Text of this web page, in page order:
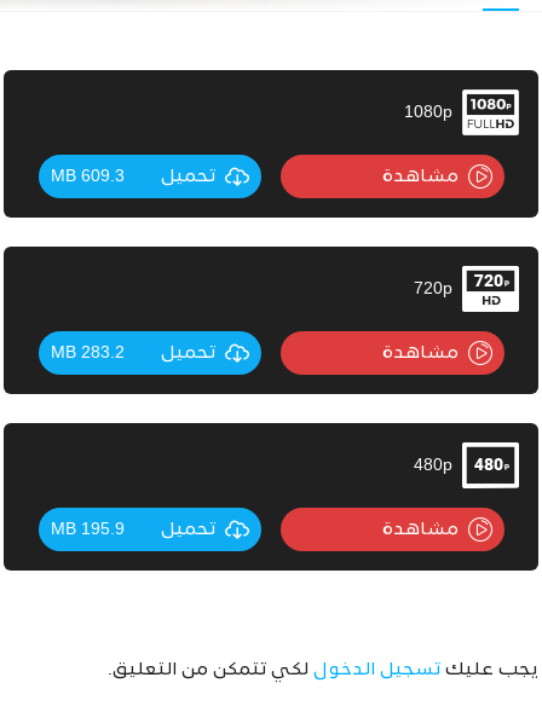
1080p
مشاهدة تحميل 609.3 MB
720p
مشاهدة تحميل 283.2 MB
480p
مشاهدة تحميل 195.9 MB
يجب عليك تسجيل الدخول لكي تتمكن من التعليق.